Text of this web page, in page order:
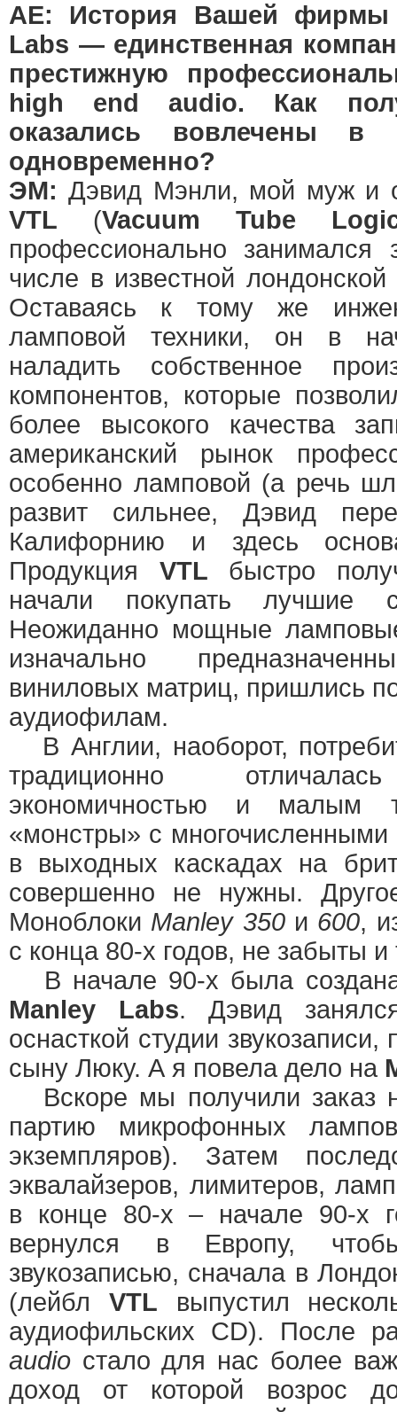
АЕ: История Вашей фирмы
Labs — единственная
престижную
high end audio. Как
оказались вовлечены в
одновременно?
ЭМ: Дэвид Мэнли, мой муж и
VTL (Vacuum Tube
профессионально занимался
числе в известной
Оставаясь к тому же
ламповой техники, он в
наладить собственное
компонентов, которые
более высокого качества
американский рынок
особенно ламповой (а речь
развит сильнее, Дэвид
Калифорнию и здесь
Продукция VTL быстро
начали покупать лучшие
Неожиданно мощные
изначально
виниловых матриц, пришлись
аудиофилам.
В Англии, наоборот,
традиционно
экономичностью и малым
«монстры» с
в выходных каскадах на
совершенно не нужны.
Моноблоки Manlеy 350и 600,
с конца 80-х годов, не забыты и
В начале 90-х была
Manley Labs. Дэвид
оснасткой студии
сыну Люку. А я повела дело на
Вскоре мы получили заказ
партию микрофонных
экземпляров). Затем
эквалайзеров, лимитеров,
в конце 80-х – начале 90-х
вернулся в Европу,
звукозаписью, сначала в
(лейбл VTL выпустил
аудиофильских CD). После
audio стало для нас более
доход от которой возрос